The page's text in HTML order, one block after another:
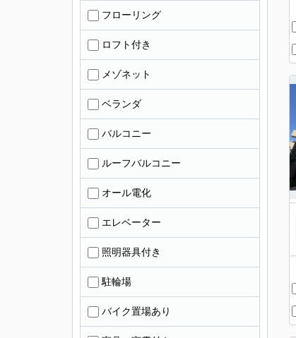
フローリング
ロフト付き
メゾネット
ベランダ
バルコニー
ルーフバルコニー
オール電化
エレベーター
照明器具付き
駐輪場
バイク置場あり